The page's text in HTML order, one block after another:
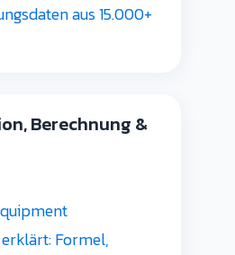
aus 15.000+
Berechnung &
Formel,